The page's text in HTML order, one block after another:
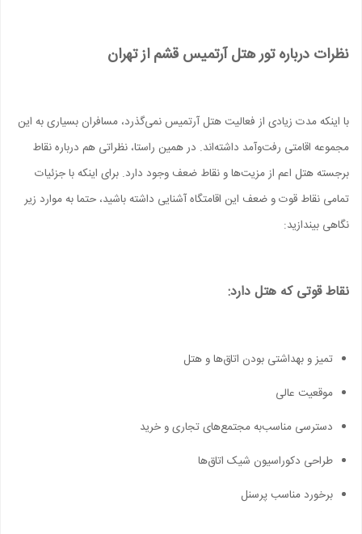
نظرات درباره تور هتل آرتمیس قشم از تهران
با اینکه مدت زیادی از فعالیت هتل آرتمیس نمی‌گذرد، مسافران بسیاری به این
مجموعه اقامتی رفت‌وآمد داشته‌اند. در همین راستا، نظراتی هم درباره نقاط
برجسته هتل اعم از مزیت‌ها و نقاط ضعف وجود دارد. برای اینکه با جزئیات
تمامی نقاط قوت و ضعف این اقامتگاه آشنایی داشته باشید، حتما به موارد زیر
نگاهی بیندازید:
نقاط قوتی که هتل دارد:
تمیز و بهداشتی بودن اتاق‌ها و هتل
موقعیت عالی
دسترسی مناسب‌به مجتمع‌های تجاری و خرید
طراحی دکوراسیون شیک اتاق‌ها
برخورد مناسب پرسنل